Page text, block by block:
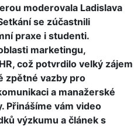
moderovala Ladislava
se zúčastnili
praxe i studenti.
marketingu,
což potvrdilo velký zájem
zpětné vazby pro
a manažerské
Přinášíme vám video
výzkumu a článek s